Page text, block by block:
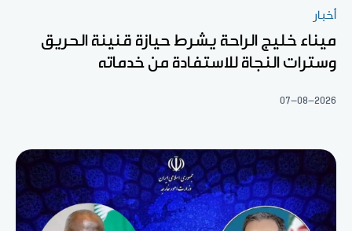
أخبار
ميناء خليج الراحة يشرط حيازة قنينة الحريق
وسترات النجاة للاستفادة من خدماته
07-08-2026